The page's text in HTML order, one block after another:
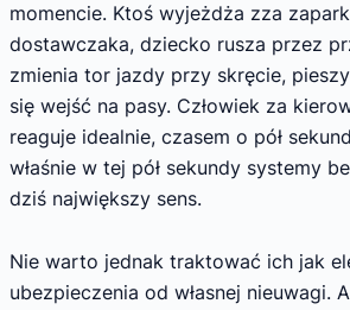
momencie. Ktoś wyjeżdża zza
dostawczaka, dziecko rusza przez
zmienia tor jazdy przy skręcie,
się wejść na pasy. Człowiek za
reaguje idealnie, czasem o pół
właśnie w tej pół sekundy systemy
dziś największy sens.
Nie warto jednak traktować ich jak
ubezpieczenia od własnej nieuwagi.